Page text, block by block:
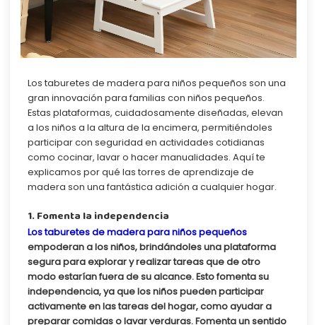
Los taburetes de madera para niños pequeños son una
gran innovación para familias con niños pequeños.
Estas plataformas, cuidadosamente diseñadas, elevan
a los niños a la altura de la encimera, permitiéndoles
participar con seguridad en actividades cotidianas
como cocinar, lavar o hacer manualidades. Aquí te
explicamos por qué las torres de aprendizaje de
madera son una fantástica adición a cualquier hogar.
1. Fomenta la independencia
Los taburetes de madera para niños pequeños
empoderan a los niños, brindándoles una plataforma
segura para explorar y realizar tareas que de otro
modo estarían fuera de su alcance. Esto fomenta su
independencia, ya que los niños pueden participar
activamente en las tareas del hogar, como ayudar a
preparar comidas o lavar verduras. Fomenta un sentido